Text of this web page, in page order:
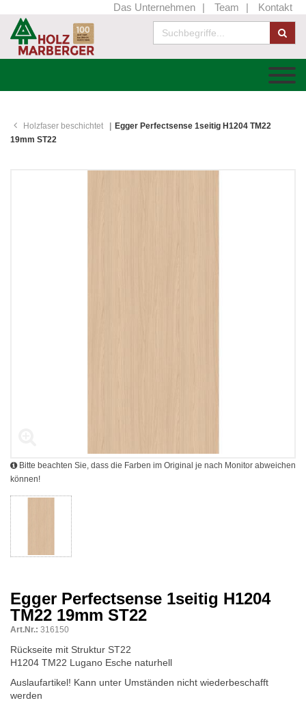
Das Unternehmen Team Kontakt
Holzfaser beschichtet
Egger Perfectsense 1seitig H1204 TM22
19mm ST22
Bitte beachten Sie, dass die Farben im Original je nach Monitor abweichen
können!
Egger Perfectsense 1seitig H1204
TM22 19mm ST22
Art.Nr.: 316150
Rückseite mit Struktur ST22
H1204 TM22 Lugano Esche naturhell
Auslaufartikel! Kann unter Umständen nicht wiederbeschafft
werden